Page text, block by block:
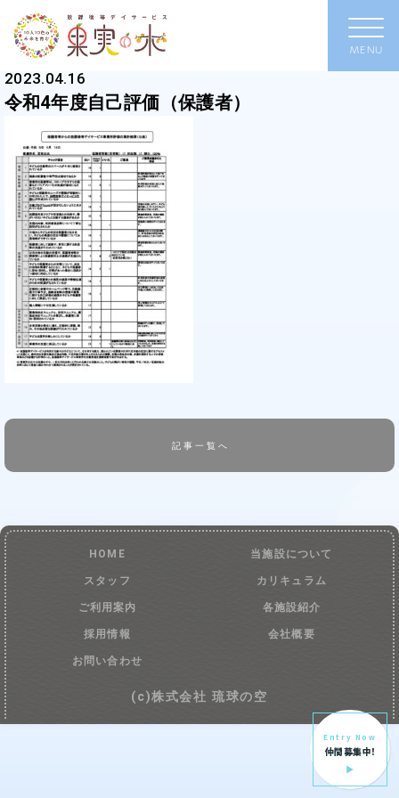
2023.04.16
令和4年度自己評価（保護者）
記事一覧へ
Entry Now
仲間募集中!
HOME 当施設について
スタッフ カリキュラム
ご利用案内 各施設紹介
採用情報 会社概要
お問い合わせ
(c)株式会社 琉球の空